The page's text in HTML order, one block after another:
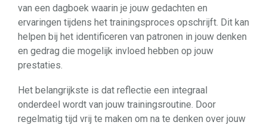
van een dagboek waarin je jouw gedachten en
ervaringen tijdens het trainingsproces opschrijft. Dit kan
helpen bij het identificeren van patronen in jouw denken
en gedrag die mogelijk invloed hebben op jouw
prestaties.
Het belangrijkste is dat reflectie een integraal
onderdeel wordt van jouw trainingsroutine. Door
regelmatig tijd vrij te maken om na te denken over jouw